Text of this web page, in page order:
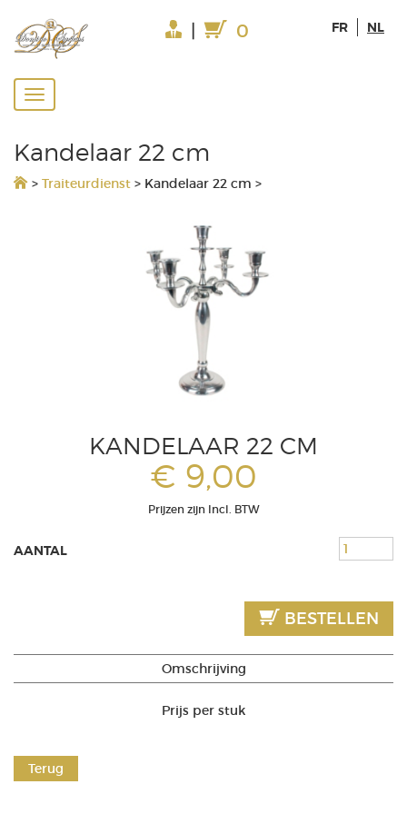
| 0 FR NL
Kandelaar 22 cm
> Traiteurdienst > Kandelaar 22 cm >
KANDELAAR 22 CM
€ 9,00
Prijzen zijn Incl. BTW
AANTAL
BESTELLEN
Omschrijving
Prijs per stuk
Terug